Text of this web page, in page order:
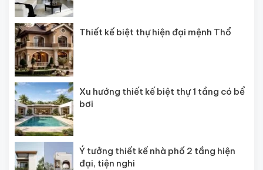
Thiết kế biệt thự hiện đại mệnh Thổ
Xu hướng thiết kế biệt thự 1 tầng có bể
bơi
Ý tưởng thiết kế nhà phố 2 tầng hiện
đại, tiện nghi